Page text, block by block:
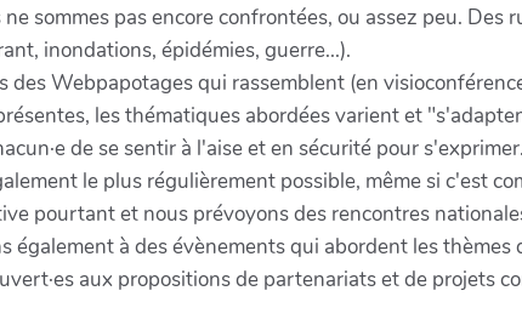
sommes pas encore confrontées, ou assez peu.
inondations, épidémies, guerre...).
des Webpapotages qui rassemblent (en
les thématiques abordées varient et
de se sentir à l'aise et en sécurité pour s'exprimer.
le plus régulièrement possible, même si c'est
pourtant et nous prévoyons des rencontres
également à des évènements qui abordent les
aux propositions de partenariats et de projets